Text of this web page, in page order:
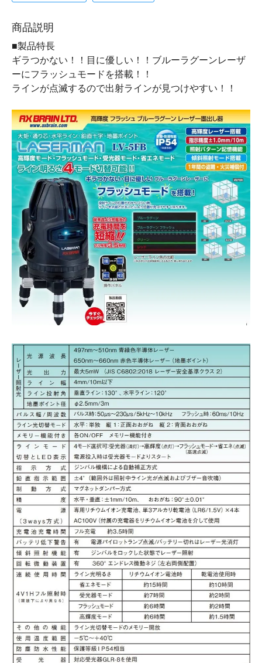
商品説明
■製品特長
ギラつかない！！目に優しい！！ブルーラグーンレーザ
ーにフラッシュモードを搭載！！
ラインが点滅するので出射ラインが見つけやすい！！